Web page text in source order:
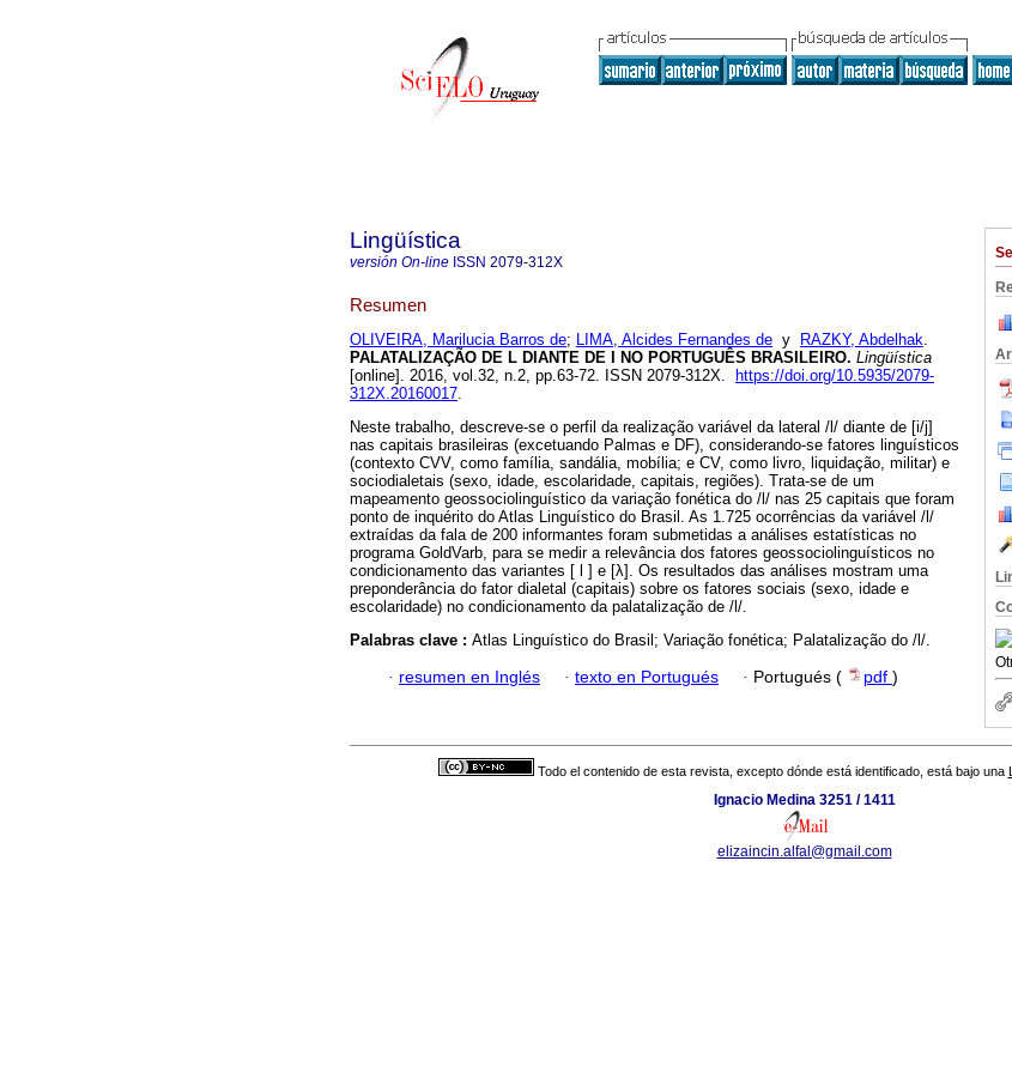
Lingüística
versión On-line ISSN 2079-312X
Resumen
OLIVEIRA, Marilucia Barros de; LIMA, Alcides Fernandes de y RAZKY, Abdelhak.
PALATALIZAÇÃO DE L DIANTE DE I NO PORTUGUÊS BRASILEIRO. Lingüística
[online]. 2016, vol.32, n.2, pp.63-72. ISSN 2079-312X.
https://doi.org/10.5935/2079-
312X.20160017.
Neste trabalho, descreve-se o perfil da realização variável da lateral /l/ diante de [i/j]
nas capitais brasileiras (excetuando Palmas e DF), considerando-se fatores linguísticos
(contexto CVV, como família, sandália, mobília; e CV, como livro, liquidação, militar) e
sociodialetais (sexo, idade, escolaridade, capitais, regiões). Trata-se de um
mapeamento geossociolinguístico da variação fonética do /l/ nas 25 capitais que foram
ponto de inquérito do Atlas Linguístico do Brasil. As 1.725 ocorrências da variável /l/
extraídas da fala de 200 informantes foram submetidas a análises estatísticas no
programa GoldVarb, para se medir a relevância dos fatores geossociolinguísticos no
condicionamento das variantes [ l ] e [λ]. Os resultados das análises mostram uma
preponderância do fator dialetal (capitais) sobre os fatores sociais (sexo, idade e
escolaridade) no condicionamento da palatalização de /l/.
Palabras clave : Atlas Linguístico do Brasil; Variação fonética; Palatalização do /l/.
· resumen en Inglés · texto en Portugués · Portugués ( pdf )
Todo el contenido de esta revista, excepto dónde está identificado, está bajo una
Ignacio Medina 3251 / 1411
elizaincin.alfal@gmail.com